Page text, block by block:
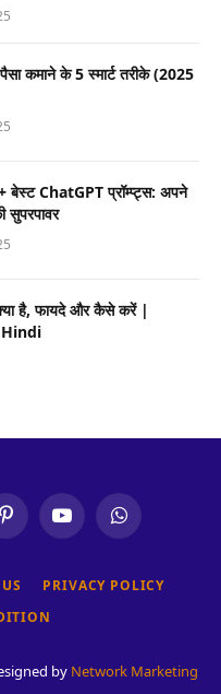
कमाने के 5 स्मार्ट तरीके (2025
बेस्ट ChatGPT प्रॉम्प्ट्स: अपने
सुपरपावर
है, फायदे और कैसे करें |
PinterestYouTubeWhatsApp
PRIVACY POLICY
by Network Marketing